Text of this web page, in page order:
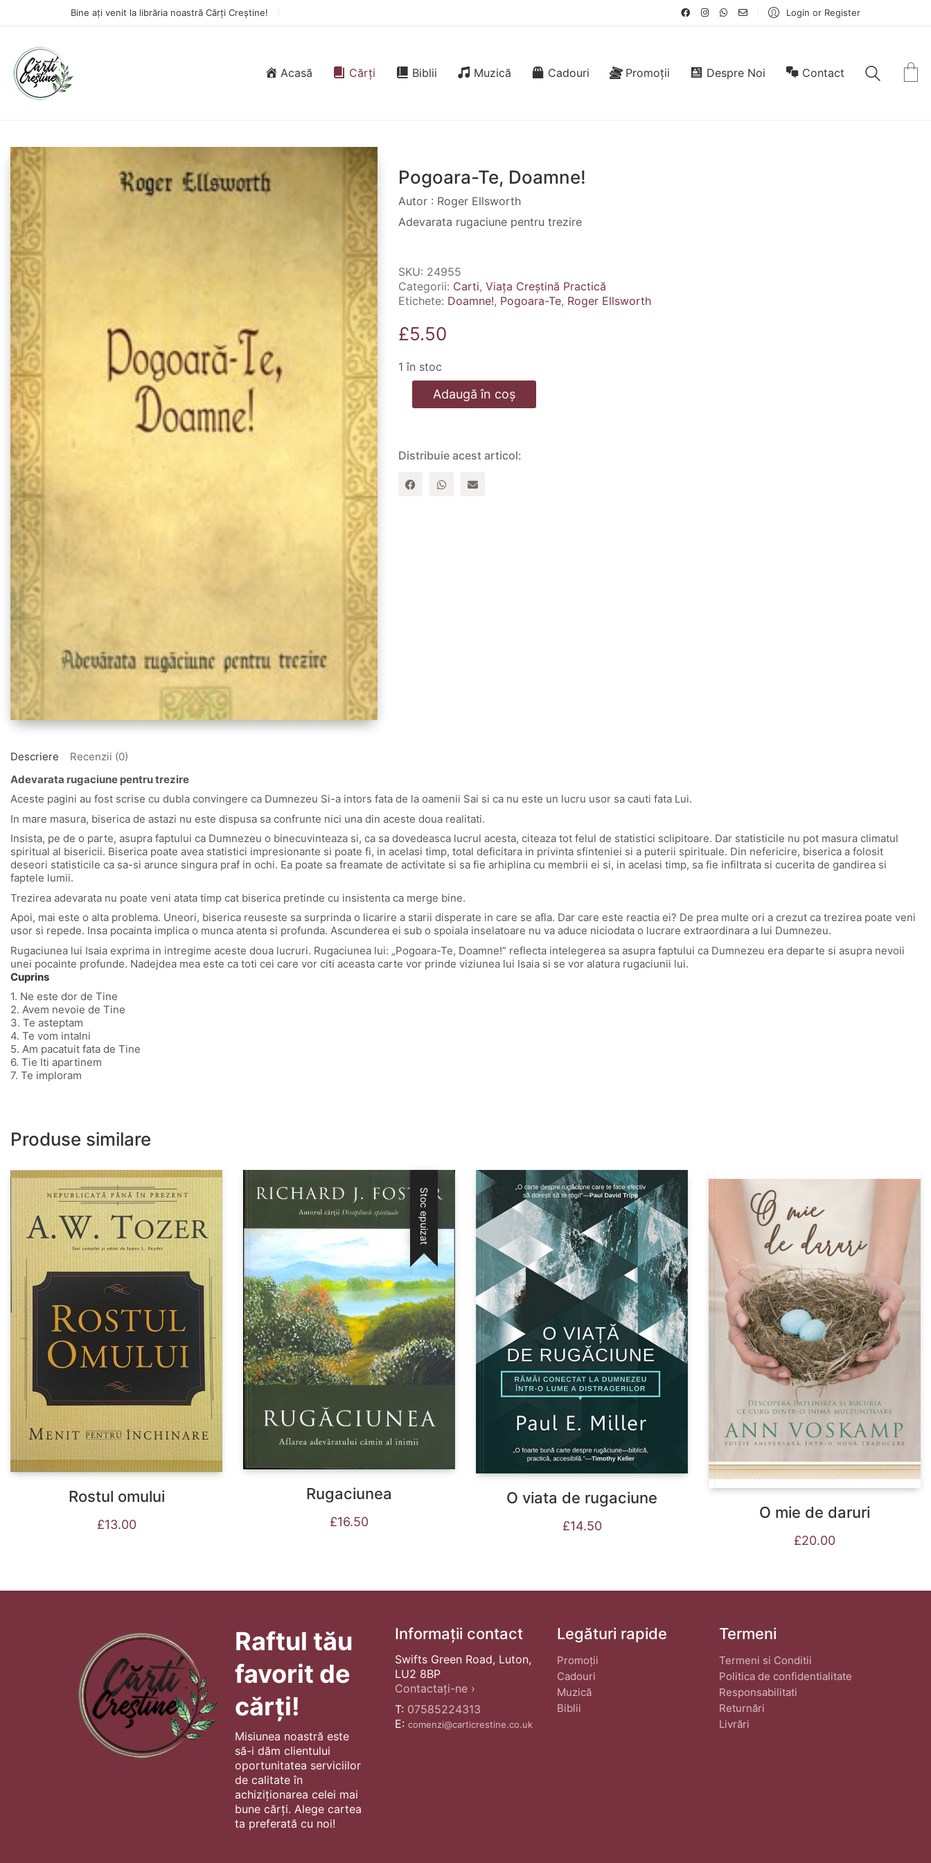
Bine ați venit la librăria noastră Cărți Creștine! Login or Register
Acasă Cărți Biblii Muzică Cadouri Promoții Despre Noi Contact
Pogoara-Te, Doamne!
Autor : Roger Ellsworth
Adevarata rugaciune pentru trezire
SKU: 24955
Categorii: Carti, Viața Creștină Practică
Etichete: Doamne!, Pogoara-Te, Roger Ellsworth
£5.50
1 în stoc
Cantitate
Pogoara-Adaugă în coș
Distribuie acest articol:
Descriere
Recenzii (0)
Adevarata rugaciune pentru trezire
Aceste pagini au fost scrise cu dubla convingere ca Dumnezeu Si-a intors fata de la oamenii Sai si ca nu este un lucru usor sa cauti fata Lui.
In mare masura, biserica de astazi nu este dispusa sa confrunte nici una din aceste doua realitati.
Insista, pe de o parte, asupra faptului ca Dumnezeu o binecuvinteaza si, ca sa dovedeasca lucrul acesta, citeaza tot felul de statistici sclipitoare. Dar statisticile nu pot masura climatul
spiritual al bisericii. Biserica poate avea statistici impresionante si poate fi, in acelasi timp, total deficitara in privinta sfinteniei si a puterii spirituale. Din nefericire, biserica a folosit
deseori statisticile ca sa-si arunce singura praf in ochi. Ea poate sa freamate de activitate si sa fie arhiplina cu membrii ei si, in acelasi timp, sa fie infiltrata si cucerita de gandirea si
faptele lumii.
Trezirea adevarata nu poate veni atata timp cat biserica pretinde cu insistenta ca merge bine.
Apoi, mai este o alta problema. Uneori, biserica reuseste sa surprinda o licarire a starii disperate in care se afla. Dar care este reactia ei? De prea multe ori a crezut ca trezirea poate veni
usor si repede. Insa pocainta implica o munca atenta si profunda. Ascunderea ei sub o spoiala inselatoare nu va aduce niciodata o lucrare extraordinara a lui Dumnezeu.
Rugaciunea lui Isaia exprima in intregime aceste doua lucruri. Rugaciunea lui: „Pogoara-Te, Doamne!” reflecta intelegerea sa asupra faptului ca Dumnezeu era departe si asupra nevoii
unei pocainte profunde. Nadejdea mea este ca toti cei care vor citi aceasta carte vor prinde viziunea lui Isaia si se vor alatura rugaciunii lui.
Cuprins
1. Ne este dor de Tine
2. Avem nevoie de Tine
3. Te asteptam
4. Te vom intalni
5. Am pacatuit fata de Tine
6. Tie Iti apartinem
7. Te imploram
Produse similare
Rostul omului
£13.00
Stoc epuizat
Rugaciunea
£16.50
O viata de rugaciune
£14.50
O mie de daruri
£20.00
Raftul tău
favorit de
cărți!
Misiunea noastră este
să-i dăm clientului
oportunitatea serviciilor
de calitate în
achiziționarea celei mai
bune cărți. Alege cartea
ta preferată cu noi!
Informații contact
Swifts Green Road, Luton,
LU2 8BP
Contactați-ne ›
T: 07585224313
E: comenzi@carticrestine.co.uk
Legături rapide
Promoții
Cadouri
Muzică
Biblii
Termeni
Termeni si Conditii
Politica de confidentialitate
Responsabilitati
Returnări
Livrări